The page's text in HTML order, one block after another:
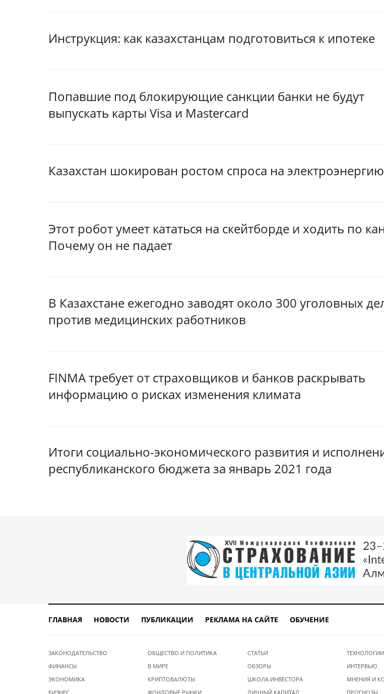
Инструкция: как казахстанцам подготовиться к ипотеке
Попавшие под блокирующие санкции банки не будут
выпускать карты Visa и Mastercard
Казахстан шокирован ростом спроса на электроэнергию
Этот робот умеет кататься на скейтборде и ходить по
Почему он не падает
В Казахстане ежегодно заводят около 300 уголовных
против медицинских работников
FINMA требует от страховщиков и банков раскрывать
информацию о рисках изменения климата
Итоги социально-экономического развития и
республиканского бюджета за январь 2021 года
ГЛАВНАЯ НОВОСТИ ПУБЛИКАЦИИ РЕКЛАМА НА САЙТЕ ОБУЧЕНИЕ
ЗАКОНОДАТЕЛЬСТВО
ФИНАНСЫ
ЭКОНОМИКА
БИЗНЕС
ОБЩЕСТВО И ПОЛИТИКА
В МИРЕ
КРИПТОВАЛЮТЫ
ФОНДОВЫЕ РЫНКИ
СТАТЬИ
ОБЗОРЫ
ШКОЛА ИНВЕСТОРА
ЛИЧНЫЙ КАПИТАЛ
ИНТЕРВЬЮ
МНЕНИЯ И
ПРОГНОЗЫ